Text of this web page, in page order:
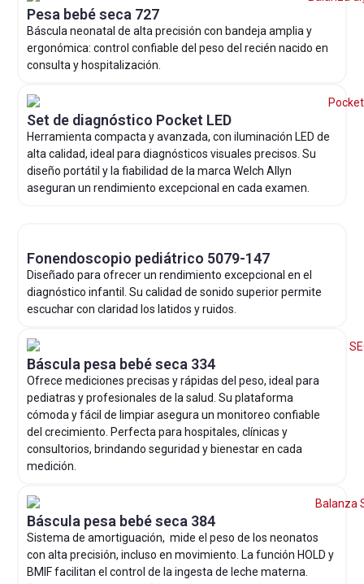
Pesa bebé seca 727
Báscula neonatal de alta precisión con bandeja amplia y
ergonómica: control confiable del peso del recién nacido en
consulta y hospitalización.
Set de diagnóstico Pocket LED
Herramienta compacta y avanzada, con iluminación LED de
alta calidad, ideal para diagnósticos visuales precisos. Su
diseño portátil y la fiabilidad de la marca Welch Allyn
aseguran un rendimiento excepcional en cada examen.
Fonendoscopio pediátrico 5079-147
Diseñado para ofrecer un rendimiento excepcional en el
diagnóstico infantil. Su calidad de sonido superior permite
escuchar con claridad los latidos y ruidos.
Báscula pesa bebé seca 334
Ofrece mediciones precisas y rápidas del peso, ideal para
pediatras y profesionales de la salud. Su plataforma
cómoda y fácil de limpiar asegura un monitoreo confiable
del crecimiento. Perfecta para hospitales, clínicas y
consultorios, brindando seguridad y bienestar en cada
medición.
Báscula pesa bebé seca 384
Sistema de amortiguación, mide el peso de los neonatos
con alta precisión, incluso en movimiento. La función HOLD y
BMIF facilitan el control de la ingesta de leche materna.